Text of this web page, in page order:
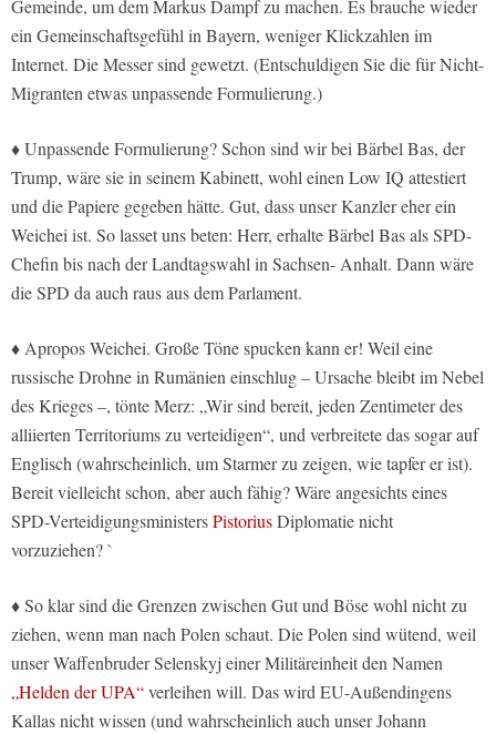
Gemeinde, um dem Markus Dampf zu machen. Es brauche wieder
ein Gemeinschaftsgefühl in Bayern, weniger Klickzahlen im
Internet. Die Messer sind gewetzt. (Entschuldigen Sie die für Nicht-
Migranten etwas unpassende Formulierung.)
♦ Unpassende Formulierung? Schon sind wir bei Bärbel Bas, der
Trump, wäre sie in seinem Kabinett, wohl einen Low IQ attestiert
und die Papiere gegeben hätte. Gut, dass unser Kanzler eher ein
Weichei ist. So lasset uns beten: Herr, erhalte Bärbel Bas als SPD-
Chefin bis nach der Landtagswahl in Sachsen- Anhalt. Dann wäre
die SPD da auch raus aus dem Parlament.
♦ Apropos Weichei. Große Töne spucken kann er! Weil eine
russische Drohne in Rumänien einschlug – Ursache bleibt im Nebel
des Krieges –, tönte Merz: „Wir sind bereit, jeden Zentimeter des
alliierten Territoriums zu verteidigen“, und verbreitete das sogar auf
Englisch (wahrscheinlich, um Starmer zu zeigen, wie tapfer er ist).
Bereit vielleicht schon, aber auch fähig? Wäre angesichts eines
SPD-VerteidigungsministersPistoriusDiplomatie nicht
vorzuziehen? `
♦ So klar sind die Grenzen zwischen Gut und Böse wohl nicht zu
ziehen, wenn man nach Polen schaut. Die Polen sind wütend, weil
unser Waffenbruder Selenskyj einer Militäreinheit den Namen
„Helden der UPA“verleihen will. Das wird EU-Außendingens
Kallas nicht wissen (und wahrscheinlich auch unser Johann